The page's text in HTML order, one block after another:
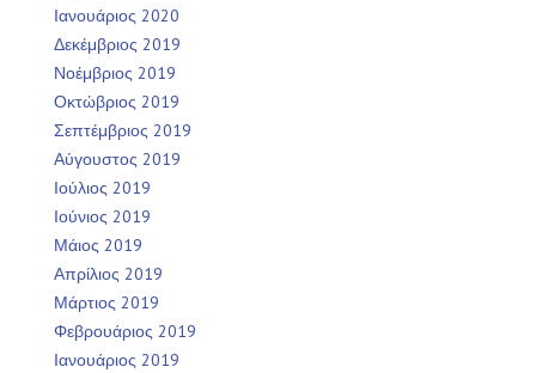
Ιανουάριος 2020
Δεκέμβριος 2019
Νοέμβριος 2019
Οκτώβριος 2019
Σεπτέμβριος 2019
Αύγουστος 2019
Ιούλιος 2019
Ιούνιος 2019
Μάιος 2019
Απρίλιος 2019
Μάρτιος 2019
Φεβρουάριος 2019
Ιανουάριος 2019